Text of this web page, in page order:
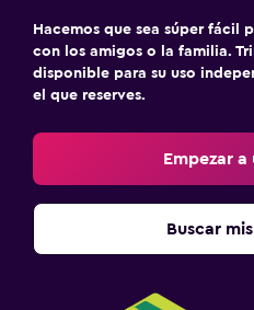
Hacemos que sea súper fácil
con los amigos o la familia.
disponible para su uso
el que reserves.
Empezar a
Buscar